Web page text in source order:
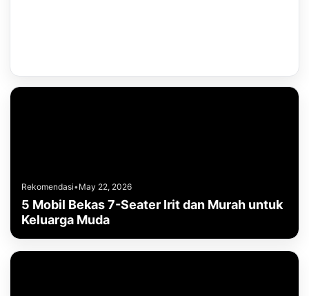
Rekomendasi•May 22, 2026
5 Mobil Bekas 7-Seater Irit dan Murah untuk
Keluarga Muda